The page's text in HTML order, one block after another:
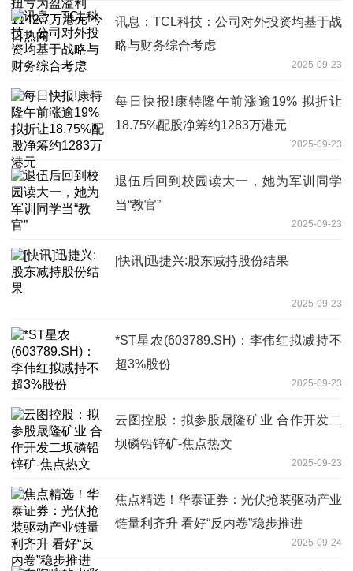
讯息：TCL科技：公司对外投资均基于战
略与财务综合考虑
2025-09-23
每日快报!康特隆午前涨逾19% 拟折让
18.75%配股净筹约1283万港元
2025-09-23
退伍后回到校园读大一，她为军训同学
当“教官”
2025-09-23
[快讯]迅捷兴:股东减持股份结果
2025-09-23
*ST星农(603789.SH)：李伟红拟减持不
超3%股份
2025-09-23
云图控股：拟参股晟隆矿业 合作开发二
坝磷铅锌矿-焦点热文
2025-09-23
焦点精选！华泰证券：光伏抢装驱动产业
链量利齐升 看好“反内卷”稳步推进
2025-09-24